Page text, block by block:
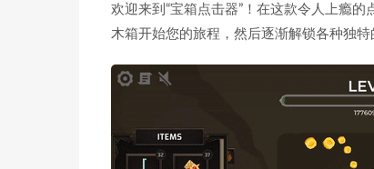
欢迎来到“宝箱点击器”！在这款令人上瘾
木箱开始您的旅程，然后逐渐解锁各种独特